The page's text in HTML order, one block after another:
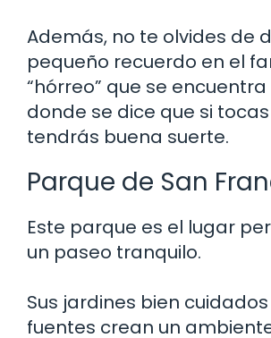
Además, no te olvides de
pequeño recuerdo en el
“hórreo” que se
donde se dice que si
tendrás buena suerte.
Parque de San
Este parque es el lugar
un paseo tranquilo.
Sus jardines bien cuidados
fuentes crean un